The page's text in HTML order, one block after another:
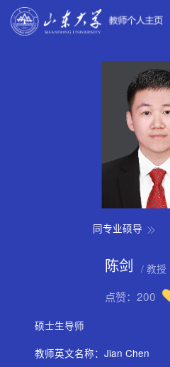
同专业硕导
陈剑 / 教授
点赞： 200
硕士生导师
教师英文名称：Jian Chen